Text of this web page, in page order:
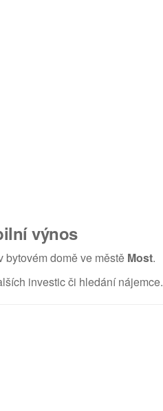
výnos
bytovém domě ve městě Most.
investic či hledání nájemce.